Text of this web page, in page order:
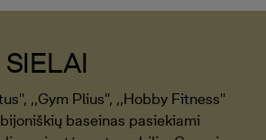
,,Gym Plius'', ,,Hobby Fitness''
baseinas pasiekiami